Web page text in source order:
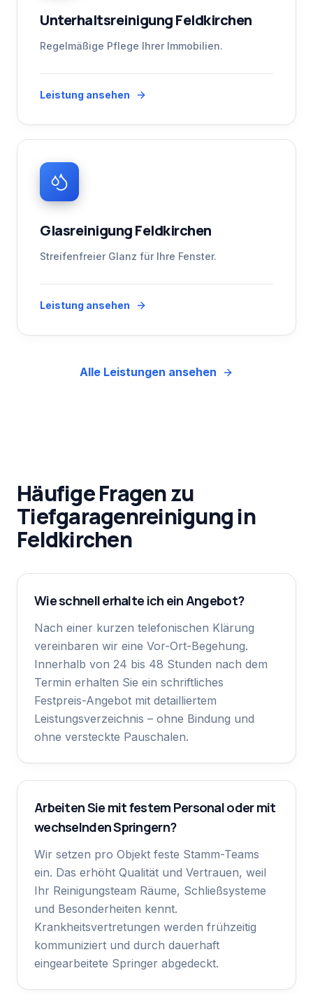
Unterhaltsreinigung Feldkirchen
Regelmäßige Pflege Ihrer Immobilien.
Leistung ansehen
Glasreinigung Feldkirchen
Streifenfreier Glanz für Ihre Fenster.
Leistung ansehen
Alle Leistungen ansehen
Häufige Fragen zu
Tiefgaragenreinigungin
Feldkirchen
Wie schnell erhalte ich ein Angebot?
Nach einer kurzen telefonischen Klärung
vereinbaren wir eine Vor-Ort-Begehung.
Innerhalb von 24 bis 48 Stunden nach dem
Termin erhalten Sie ein schriftliches
Festpreis-Angebot mit detailliertem
Leistungsverzeichnis – ohne Bindung und
ohne versteckte Pauschalen.
Arbeiten Sie mit festem Personal oder mit
wechselnden Springern?
Wir setzen pro Objekt feste Stamm-Teams
ein. Das erhöht Qualität und Vertrauen, weil
Ihr Reinigungsteam Räume, Schließsysteme
und Besonderheiten kennt.
Krankheitsvertretungen werden frühzeitig
kommuniziert und durch dauerhaft
eingearbeitete Springer abgedeckt.